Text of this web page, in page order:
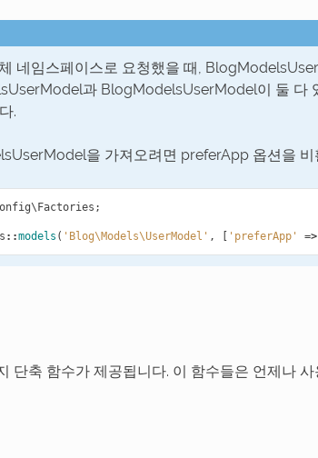
네임스페이스로 요청했을 때,
과 BlogModelsUserModel이 둘 다
.
을 가져오려면 preferApp 옵션을 비
;
::models ( 'Blog\Models\UserModel' , [ 'preferApp' =>
단축 함수가 제공됩니다. 이 함수들은 언제나